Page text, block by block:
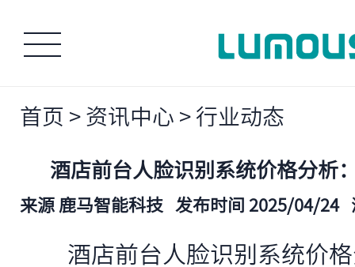
首页 > 资讯中心 > 行业动态
酒店前台人脸识别系统价格分析
来源 鹿马智能科技 发布时间 2025/04/24
酒店前台人脸识别系统价